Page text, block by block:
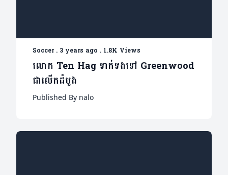
Soccer. 3 years ago . 1.8K Views
លោក Ten Hag ទាក់ទងទៅ Greenwood
ជាលើកដំបូង
Published By nalo